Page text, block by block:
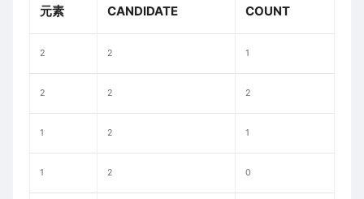
元素 CANDIDATE COUNT
2 2 1
2 2 2
1 2 1
1 2 0